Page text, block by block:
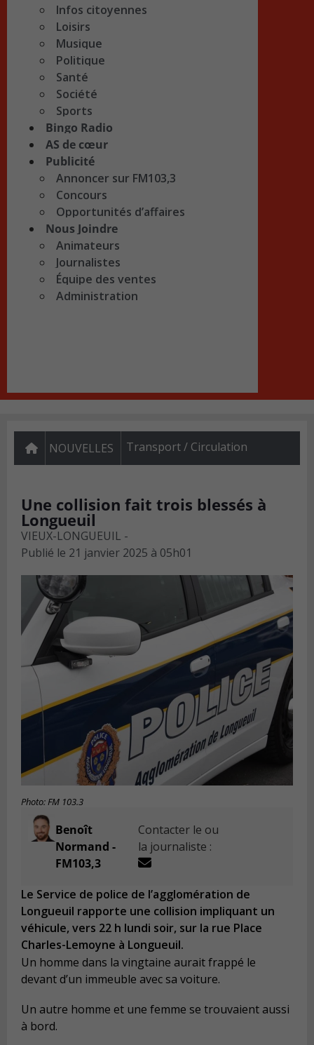
Infos citoyennes
Loisirs
Musique
Politique
Santé
Société
Sports
Bingo Radio
AS de cœur
Publicité
Annoncer sur FM103,3
Concours
Opportunités d’affaires
Nous Joindre
Animateurs
Journalistes
Équipe des ventes
Administration
NOUVELLES Transport / Circulation
Une collision fait trois blessés à
Longueuil
VIEUX-LONGUEUIL -
Publié le 21 janvier 2025 à 05h01
Photo: FM 103.3
Benoît
Normand -
FM103,3
Contacter le ou
la journaliste :
Le Service de police de l’agglomération de
Longueuil rapporte une collision impliquant un
véhicule, vers 22 h lundi soir, sur la rue Place
Charles-Lemoyne à Longueuil.
Un homme dans la vingtaine aurait frappé le
devant d’un immeuble avec sa voiture.
Un autre homme et une femme se trouvaient aussi
à bord.